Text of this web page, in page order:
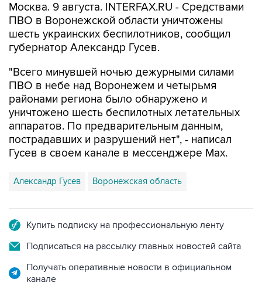
Москва. 9 августа. INTERFAX.RU - Средствами
ПВО в Воронежской области уничтожены
шесть украинских беспилотников, сообщил
губернатор Александр Гусев.
"Всего минувшей ночью дежурными силами
ПВО в небе над Воронежем и четырьмя
районами региона было обнаружено и
уничтожено шесть беспилотных летательных
аппаратов. По предварительным данным,
пострадавших и разрушений нет", - написал
Гусев в своем канале в мессенджере Max.
Александр Гусев Воронежская область
Купить подписку на профессиональную ленту
Подписаться на рассылку главных новостей сайта
Получать оперативные новости в официальном
канале